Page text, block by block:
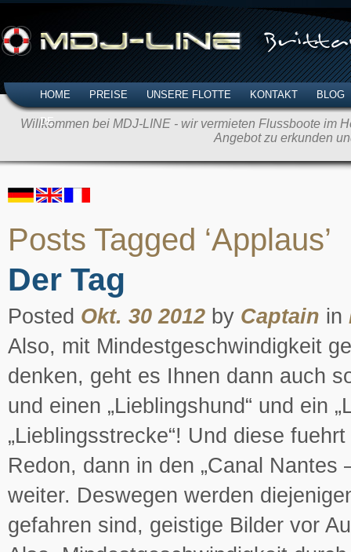
HOME PREISE UNSERE FLOTTE KONTAKT BLOG
DE
Willkommen bei MDJ-LINE - wir vermieten Flussboote im
Angebot zu erkunden
Posts Tagged ‘Applaus’
Der Tag
Posted Okt. 30 2012 by Captain in
Also, mit Mindestgeschwindigkeit
denken, geht es Ihnen dann auch
und einen „Lieblingshund“ und ein
„Lieblingsstrecke“! Und diese
Redon, dann in den „Canal
weiter. Deswegen werden
gefahren sind, geistige Bilder vor